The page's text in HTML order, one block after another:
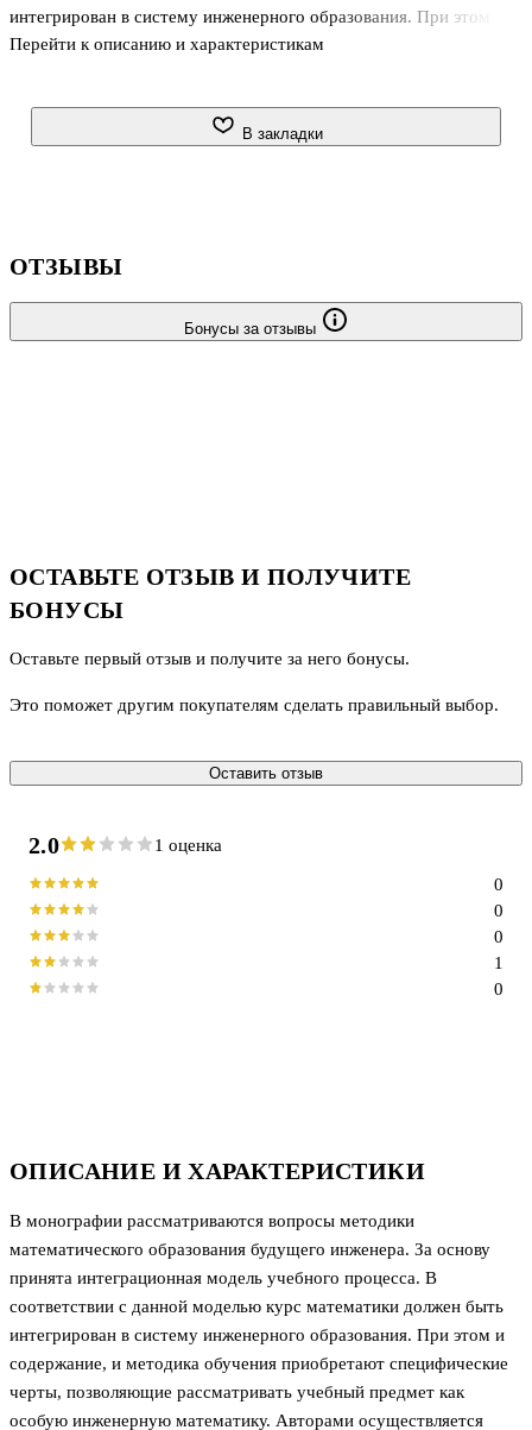
интегрирован в систему инженерного образования. При этом и
содержание, и методика обучения приобретают специфические
методологический анализ понятия «инженерная математика»,
Перейти к описанию и характеристикам
В закладки
ОПИСАНИЕ И ХАРАКТЕРИСТИКИ
В монографии рассматриваются вопросы методики
математического образования будущего инженера. За основу
принята интеграционная модель учебного процесса. В
соответствии с данной моделью курс математики должен быть
интегрирован в систему инженерного образования. При этом и
содержание, и методика обучения приобретают специфические
черты, позволяющие рассматривать учебный предмет как
особую инженерную математику. Авторами осуществляется
ОТЗЫВЫ
Бонусы за отзывы
ОСТАВЬТЕ ОТЗЫВ И ПОЛУЧИТЕ
БОНУСЫ
Оставьте первый отзыв и получите за него бонусы.
Это поможет другим покупателям сделать правильный выбор.
Оставить отзыв
2.0 1 оценка
0
1
0
0
0